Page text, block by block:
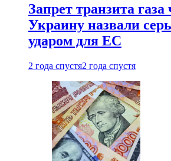
Запрет транзита газа
Украину назвали
ударом для ЕС
2 года спустя2 года спустя